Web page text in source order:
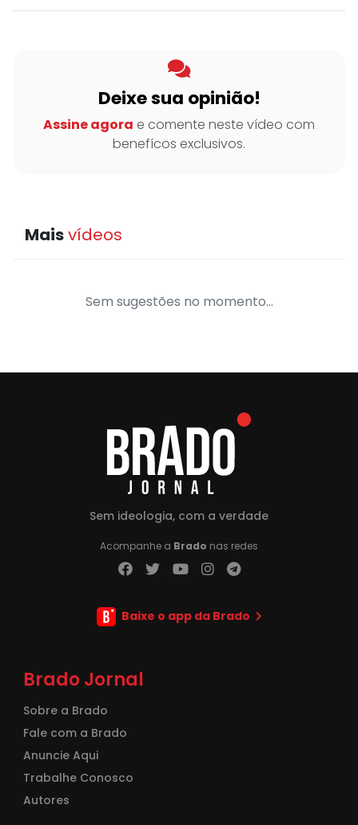
Deixe sua opinião!
Assine agora e comente neste vídeo com
benefícos exclusivos.
Maisvídeos
Sem sugestões no momento...
Sem ideologia, com a verdade
Acompanhe a Brado nas redes
Baixe o app da Brado
Brado Jornal
Sobre a Brado
Fale com a Brado
Anuncie Aqui
Trabalhe Conosco
Autores